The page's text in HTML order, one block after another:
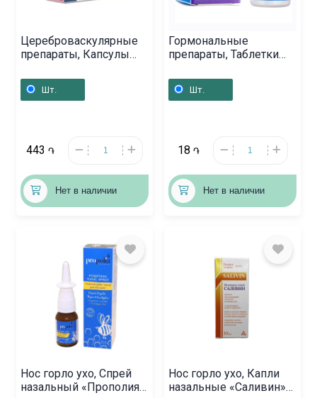
Цереброваскулярные
препараты, Капсулы
Ռուսաստան
Шт.
443 ֏
Нет в наличии
Гормональные
препараты, Таблетки
Здоровья» 0,005г,
Ուկրաինա
Шт.
18 ֏
Нет в наличии
Нос горло ухо, Спрей
назальный «Прополия»
Нос горло ухо, Капли
назальные «Саливин»